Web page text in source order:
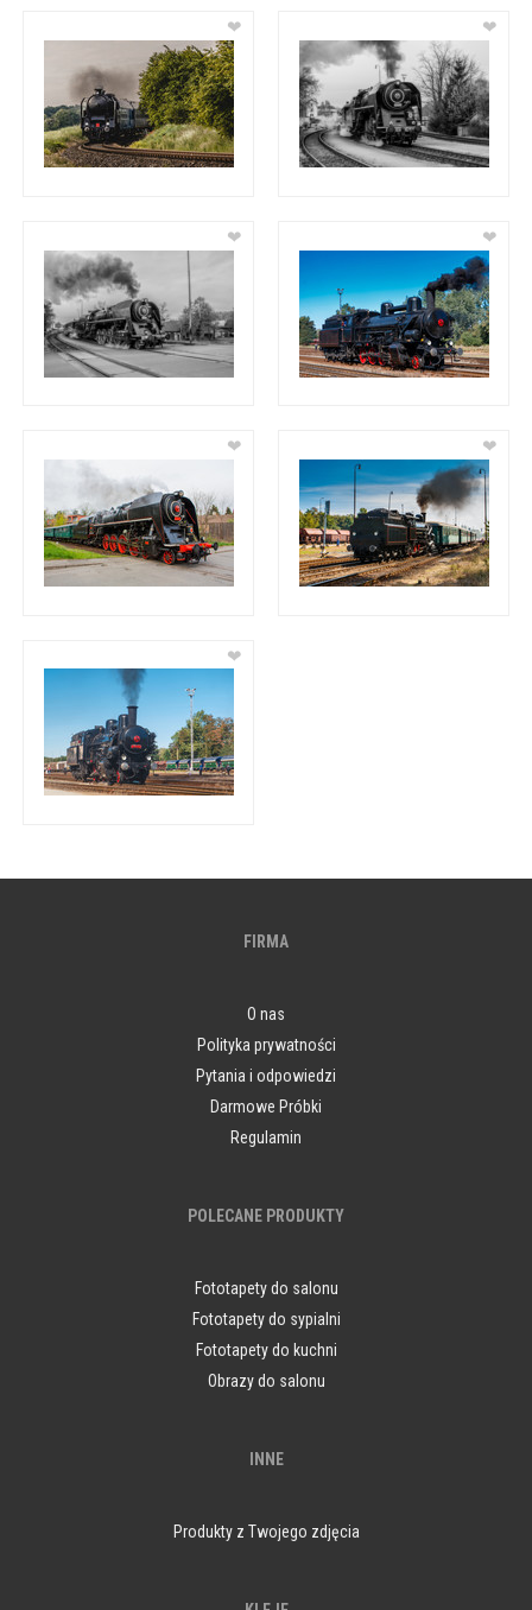
❤ ❤
❤ ❤
❤ ❤
❤
FIRMA
O nas
Polityka prywatności
Pytania i odpowiedzi
Darmowe Próbki
Regulamin
POLECANE PRODUKTY
Fototapety do salonu
Fototapety do sypialni
Fototapety do kuchni
Obrazy do salonu
INNE
Produkty z Twojego zdjęcia